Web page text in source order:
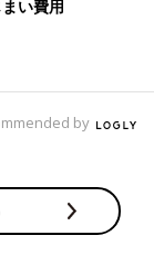
い費用
by